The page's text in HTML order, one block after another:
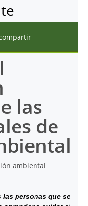
las
de
las personas que se